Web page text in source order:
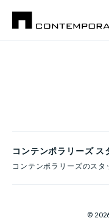
コンテンポラリーズ ス
コンテンポラリーズのスタ
©